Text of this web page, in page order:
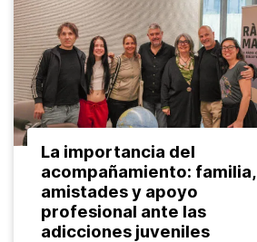
La importancia del
acompañamiento: familia,
amistades y apoyo
profesional ante las
adicciones juveniles